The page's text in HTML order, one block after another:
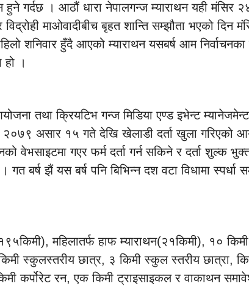
हुने गर्दछ । आठौं धारा नेपालगन्ज म्याराथन यही मंसिर
माओवादीबीच बृहत शान्ति सम्झौता भएको दिन
शनिवार हुँदै आएको म्याराथन यसबर्ष आम
।
तथा क्रियटिभ गन्ज मिडिया एण्ड इभेन्ट
२०७९ असार १५ गते देखि खेलाडी दर्ता खुला गरिएको
वेभसाइटमा गएर फर्म दर्ता गर्न सकिने र दर्ता शुल्क
बर्ष झैं यस बर्ष पनि बिभिन्न दश वटा विधामा स्पर्धा
महिलातर्फ हाफ म्याराथन(२१किमी), १०
स्कुलस्तरीय छात्र, ३ किमी स्कुल स्तरीय छात्रा,
कर्पोरेट रन, एक किमी ट्राइसाइकल र वाकाथन